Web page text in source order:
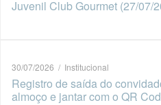
Juvenil Club Gourmet (27/07/
30/07/2026 / Institucional
Registro de saída do
almoço e jantar com o QR